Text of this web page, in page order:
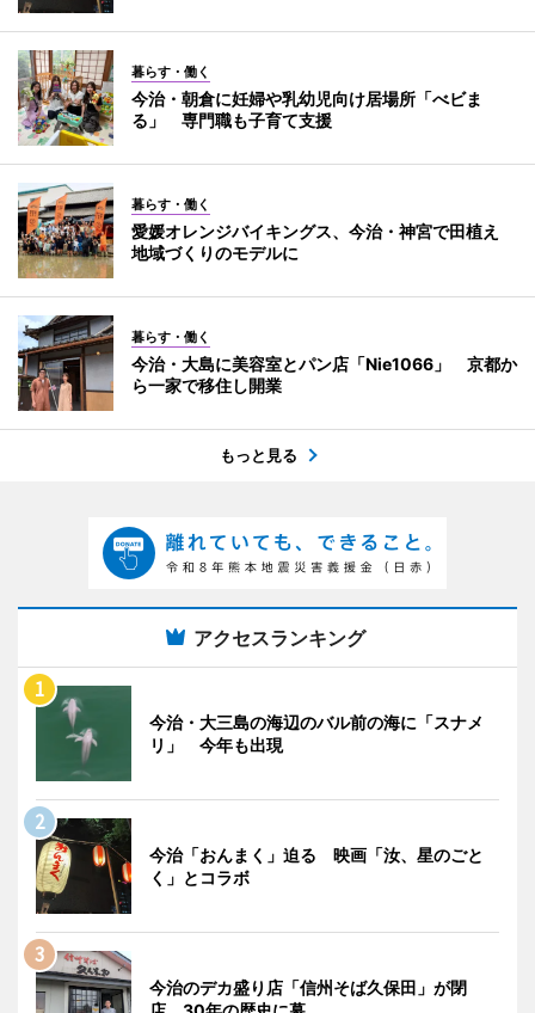
暮らす・働く
今治・朝倉に妊婦や乳幼児向け居場所「べビま
る」 専門職も子育て支援
暮らす・働く
愛媛オレンジバイキングス、今治・神宮で田植え
地域づくりのモデルに
暮らす・働く
今治・大島に美容室とパン店「Nie1066」 京都か
ら一家で移住し開業
もっと見る
アクセスランキング
今治・大三島の海辺のバル前の海に「スナメ
リ」 今年も出現
今治「おんまく」迫る 映画「汝、星のごと
く」とコラボ
今治のデカ盛り店「信州そば久保田」が閉